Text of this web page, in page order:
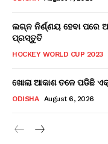
ଲଗ୍ନ ନିର୍ଣ୍ଣୟ ହେବା
ପ୍ରସ୍ତୁତି
HOCKEY WORLD CUP 2023
ଖୋଲା ଆକାଶ ତଳେ ପଡିଛି
ODISHA August 6, 2026